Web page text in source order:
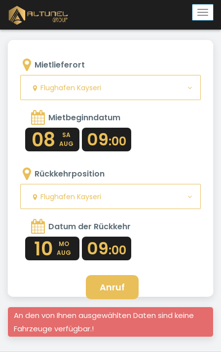
Mietlieferort
Flughafen Kayseri
Mietbeginndatum
08
SA
AUG
09:00
Rückkehrposition
Flughafen Kayseri
Datum der Rückkehr
10
MO
AUG
09:00
Anruf
An den von Ihnen ausgewählten Daten sind keine
Fahrzeuge verfügbar.!